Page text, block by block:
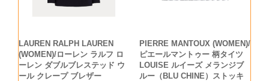
LAUREN RALPH LAUREN
(WOMEN)/ローレン ラルフ ロ
ーレン ダブルブレステッド ウ
ール クレープ ブレザー
PIERRE MANTOUX (WOMEN)/
ピエールマントゥー 柄タイツ
LOUISE ルイーズ メランジブ
ルー（BLU CHINE）ストッキ